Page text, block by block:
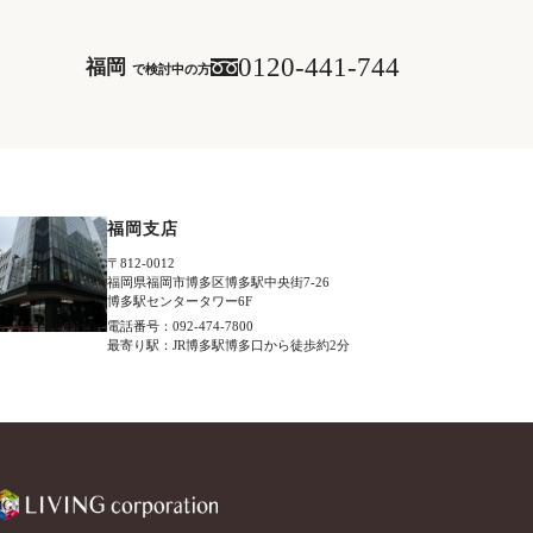
福岡 で検討中の方 0120-441-744
福岡支店
〒812-0012
福岡県福岡市博多区博多駅中央街7-26
博多駅センタータワー6F
電話番号：092-474-7800
最寄り駅：JR博多駅博多口から徒歩約2分